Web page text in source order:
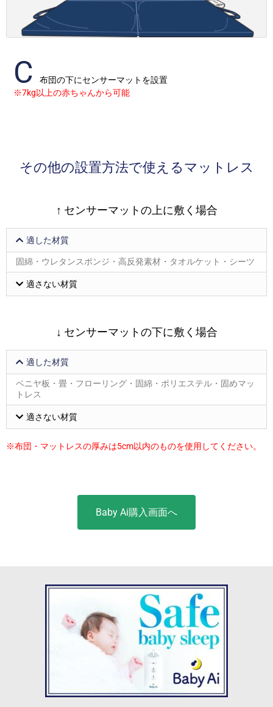
C
布団の下にセンサーマットを設置
※7kg以上の赤ちゃんから可能
その他の設置方法で使えるマットレス
↑ センサーマットの上に敷く場合
適した材質
固綿・ウレタンスポンジ・高反発素材・タオルケット・シーツ
適さない材質
↓ センサーマットの下に敷く場合
適した材質
ベニヤ板・畳・フローリング・固綿・ポリエステル・固めマッ
トレス
適さない材質
※布団・マットレスの厚みは5cm以内のものを使用してください。
Baby Ai購入画面へ